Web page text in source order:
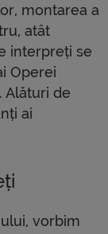
montarea a
atât
interpreți se
Operei
Alături de
ai
vorbim